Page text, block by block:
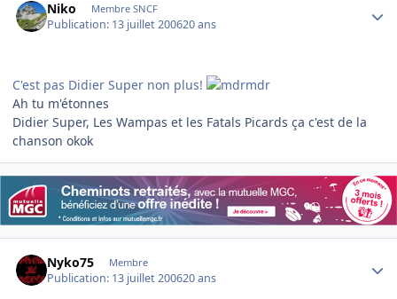
Niko Membre SNCF
Publication: 13 juillet 200620 ans
C'est pas Didier Super non plus!
Ah tu m'étonnes
Didier Super, Les Wampas et les Fatals Picards ça c'est de la
chanson okok
Nyko75 Membre
Publication: 13 juillet 200620 ans